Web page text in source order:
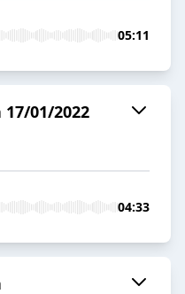
05:11
01/2022
04:33